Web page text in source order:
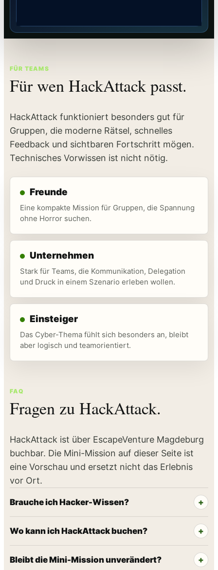
FÜR TEAMS
Für wen HackAttack passt.
HackAttack funktioniert besonders gut für
Gruppen, die moderne Rätsel, schnelles
Feedback und sichtbaren Fortschritt mögen.
Technisches Vorwissen ist nicht nötig.
Freunde
Eine kompakte Mission für Gruppen, die Spannung
ohne Horror suchen.
Unternehmen
Stark für Teams, die Kommunikation, Delegation
und Druck in einem Szenario erleben wollen.
Einsteiger
Das Cyber-Thema fühlt sich besonders an, bleibt
aber logisch und teamorientiert.
FAQ
Fragen zu HackAttack.
HackAttack ist über EscapeVenture Magdeburg
buchbar. Die Mini-Mission auf dieser Seite ist
eine Vorschau und ersetzt nicht das Erlebnis
vor Ort.
Brauche ich Hacker-Wissen?
Wo kann ich HackAttack buchen?
Bleibt die Mini-Mission unverändert?